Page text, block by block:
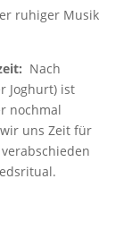
ruhiger Musik
Nach
Joghurt) ist
nochmal
uns Zeit für